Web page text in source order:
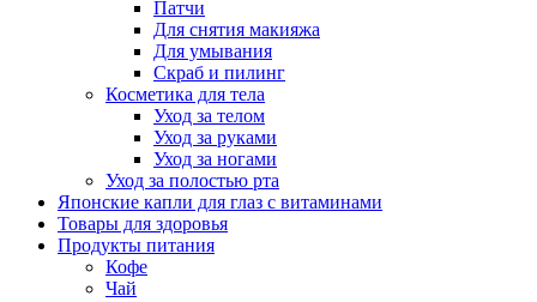
Патчи
Для снятия макияжа
Для умывания
Скраб и пилинг
Косметика для тела
Уход за телом
Уход за руками
Уход за ногами
Уход за полостью рта
Японские капли для глаз с витаминами
Товары для здоровья
Продукты питания
Кофе
Чай